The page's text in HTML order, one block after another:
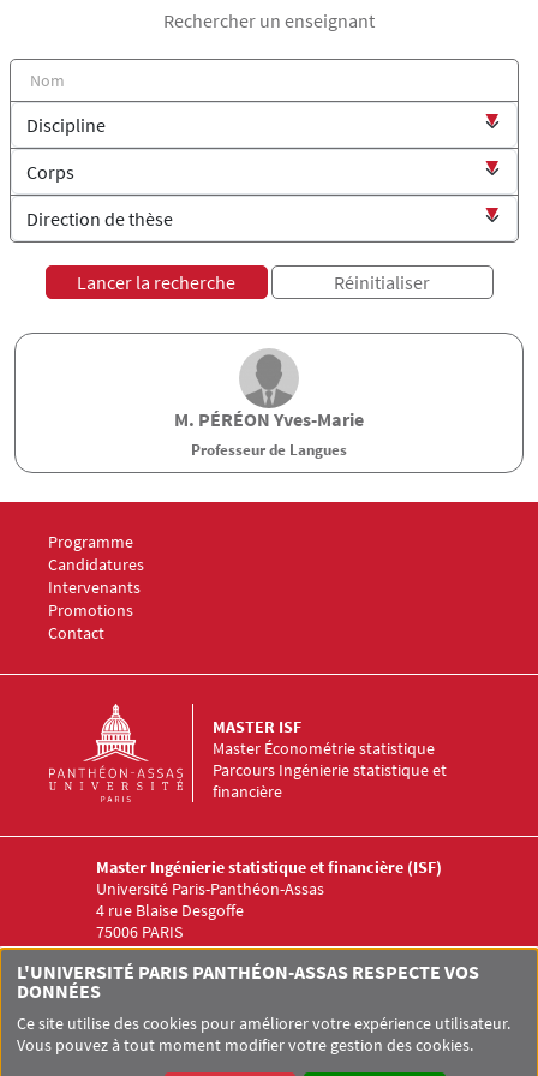
Rechercher un enseignant
M. PÉRÉON Yves-Marie
Professeur de Langues
Menu Footer Master ISF 1
Programme
Menu Footer Master ISF 2
Candidatures
Menu Footer Master ISF 3
Intervenants
Menu Footer Master ISF 4
Promotions
Menu Footer Master ISF 5
Contact
Master Économétrie statistique
Parcours Ingénierie statistique et
financière
MASTER ISF
Master Ingénierie statistique et financière (ISF)
Université Paris-Panthéon-Assas
4 rue Blaise Desgoffe
75006 PARIS
Menu RS Master ISF
L'UNIVERSITÉ PARIS PANTHÉON-ASSAS RESPECTE VOS
DONNÉES
Ce site utilise des cookies pour améliorer votre expérience utilisateur.
Vous pouvez à tout moment modifier votre gestion des cookies.